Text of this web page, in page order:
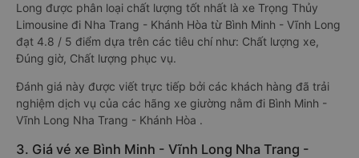
Long được phân loại chất lượng tốt nhất là xe Trọng Thủy
Limousine đi Nha Trang - Khánh Hòa từ Bình Minh - Vĩnh Long
đạt 4.8 / 5 điểm dựa trên các tiêu chí như: Chất lượng xe,
Đúng giờ, Chất lượng phục vụ.
Đánh giá này được viết trực tiếp bởi các khách hàng đã trải
nghiệm dịch vụ của các hãng xe giường nằm đi Bình Minh -
Vĩnh Long Nha Trang - Khánh Hòa .
3. Giá vé xe Bình Minh - Vĩnh Long Nha Trang -